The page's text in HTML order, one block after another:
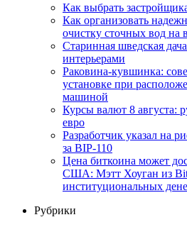
Как выбрать
Как организовать
очистку сточных вод на
Старинная шведская
интерьерами
Раковина-кувшинка:
установке при
машиной
Курсы валют 8 августа:
евро
Разработчик указал на
за BIP-110
Цена биткоина может
США: Мэтт Хоуган из
институциональных
Рубрики